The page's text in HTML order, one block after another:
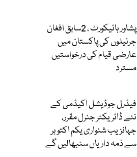
پشاور ہائیکورٹ ، 2سابق افغان
جرنیلوں کی پاکستان میں
عارضی قیام کی درخواستیں
مسترد
فیڈرل جوڈیشل اکیڈمی کے
نئے ڈائریکٹر جنرل مقرر،
جہانزیب شنواری یکم اکتوبر
سے ذمہ داریاں سنبھالیں گے